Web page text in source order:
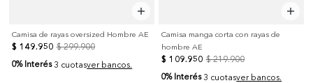
Camisa de rayas oversized Hombre AE
$ 149.950 $ 299.900
0% Interés 3 cuotasver bancos.
Camisa manga corta con rayas de
hombre AE
$ 109.950 $ 219.900
0% Interés 3 cuotasver bancos.